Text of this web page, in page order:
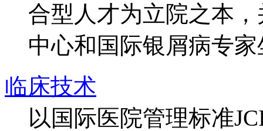
合型人才为立院之本
中心和国际银屑病专
临床技术
以国际医院管理标准